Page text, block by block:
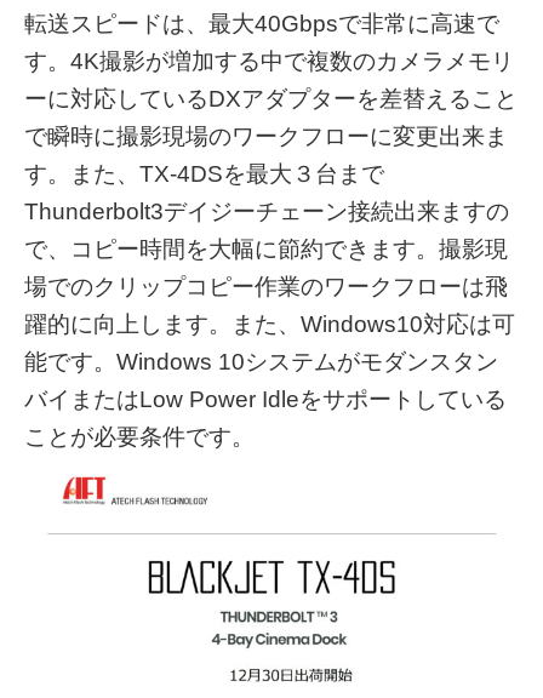
転送スピードは、最大40Gbpsで非常に高速で
す。4K撮影が増加する中で複数のカメラメモリ
ーに対応しているDXアダプターを差替えること
で瞬時に撮影現場のワークフローに変更出来ま
す。また、TX-4DSを最大３台まで
Thunderbolt3デイジーチェーン接続出来ますの
で、コピー時間を大幅に節約できます。撮影現
場でのクリップコピー作業のワークフローは飛
躍的に向上します。また、Windows10対応は可
能です。Windows 10システムがモダンスタン
バイまたはLow Power Idleをサポートしている
ことが必要条件です。